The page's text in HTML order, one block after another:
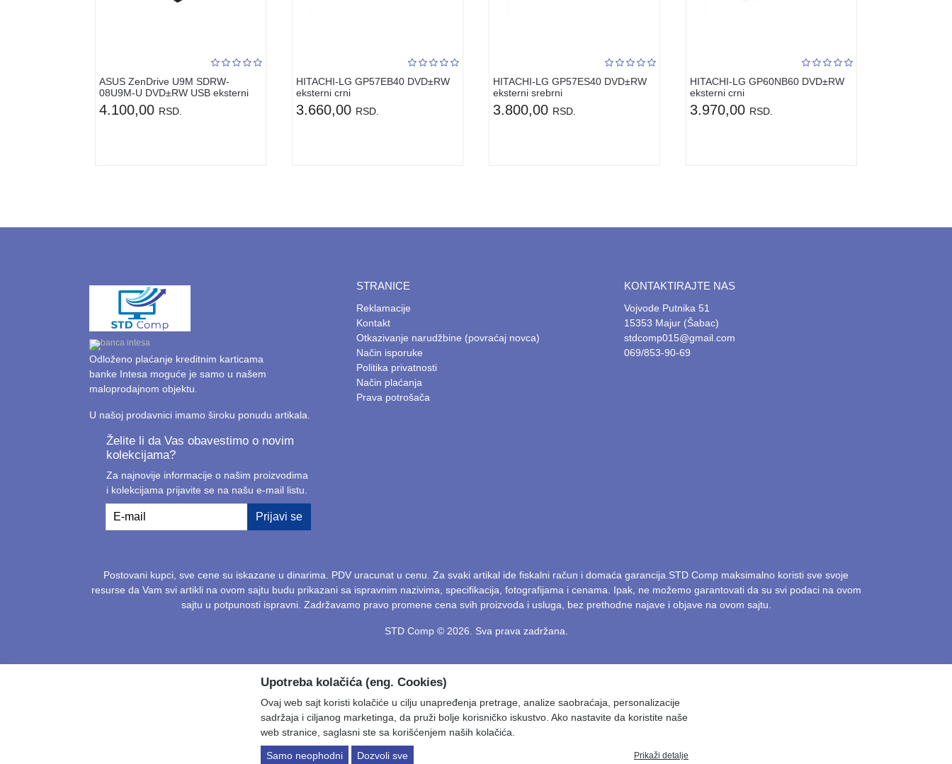
ASUS ZenDrive U9M SDRW-
08U9M-U DVD±RW USB eksterni
crni
4.100,00 RSD.
HITACHI-LG GP57EB40 DVD±RW
eksterni crni
3.660,00 RSD.
HITACHI-LG GP57ES40 DVD±RW
eksterni srebrni
3.800,00 RSD.
HITACHI-LG GP60NB60 DVD±RW
eksterni crni
3.970,00 RSD.
Odloženo plaćanje kreditnim karticama
banke Intesa moguće je samo u našem
maloprodajnom objektu.
U našoj prodavnici imamo široku ponudu artikala.
STRANICE
Reklamacije
Kontakt
Otkazivanje narudžbine (povraćaj novca)
Način isporuke
Politika privatnosti
Način plaćanja
Prava potrošača
KONTAKTIRAJTE NAS
Vojvode Putnika 51
15353 Majur (Šabac)
stdcomp015@gmail.com
069/853-90-69
Želite li da Vas obavestimo o novim
kolekcijama?
Za najnovije informacije o našim proizvodima
i kolekcijama prijavite se na našu e-mail listu.
E-mail
Prijavi se
Postovani kupci, sve cene su iskazane u dinarima. PDV uracunat u cenu. Za svaki artikal ide fiskalni račun i domaća garancija.STD Comp maksimalno koristi sve svoje
resurse da Vam svi artikli na ovom sajtu budu prikazani sa ispravnim nazivima, specifikacija, fotografijama i cenama. Ipak, ne možemo garantovati da su svi podaci na ovom
sajtu u potpunosti ispravni. Zadržavamo pravo promene cena svih proizvoda i usluga, bez prethodne najave i objave na ovom sajtu.
STD Comp © 2026. Sva prava zadržana.
Upotreba kolačića (eng. Cookies)
Ovaj web sajt koristi kolačiće u cilju unapređenja pretrage, analize saobraćaja, personalizacije
sadržaja i ciljanog marketinga, da pruži bolje korisničko iskustvo. Ako nastavite da koristite naše
web stranice, saglasni ste sa korišćenjem naših kolačića.
Samo neophodni Dozvoli sve Prikaži detalje